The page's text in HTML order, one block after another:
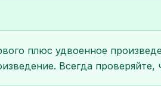
плюс удвоенное
Всегда